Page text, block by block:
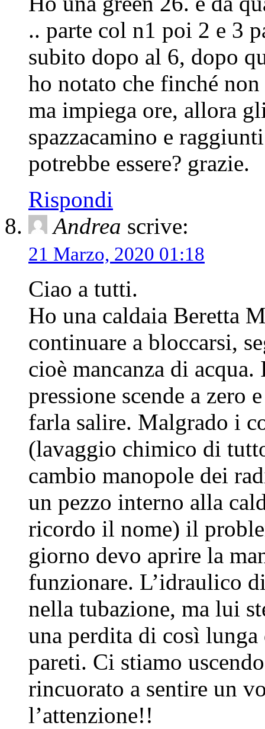
.. parte col n1 poi 2 e 3
subito dopo al 6, dopo
ho notato che finché
ma impiega ore, allora
spazzacamino e
potrebbe essere? grazie.
Rispondi
Andrea scrive:
21 Marzo, 2020 01:18
Ciao a tutti.
Ho una caldaia Beretta
continuare a bloccarsi,
cioè mancanza di
pressione scende a zero
farla salire. Malgrado i
(lavaggio chimico di
cambio manopole dei
un pezzo interno alla
ricordo il nome) il
giorno devo aprire la
funzionare. L’idraulico
nella tubazione, ma lui
una perdita di così
pareti. Ci stiamo
rincuorato a sentire un
l’attenzione!!